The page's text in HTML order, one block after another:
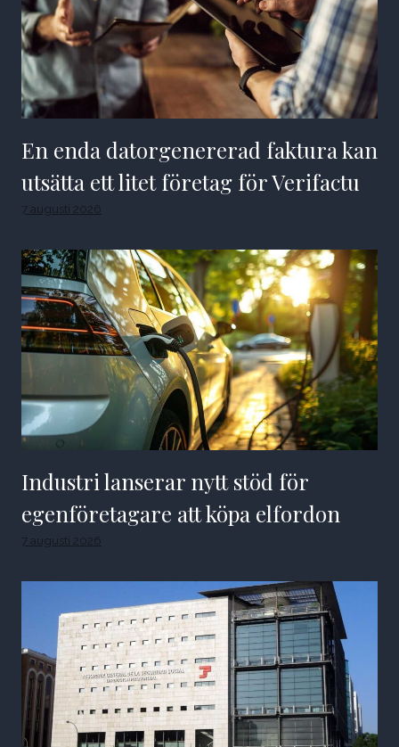
En enda datorgenererad faktura kan
utsätta ett litet företag för Verifactu
7 augusti 2026
Industri lanserar nytt stöd för
egenföretagare att köpa elfordon
7 augusti 2026